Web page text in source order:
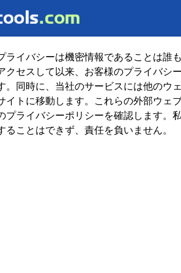
ライバシーは機密情報であることは誰
クセスして以来、お客様のプライバシ
。同時に、当社のサービスには他のウ
イトに移動します。これらの外部ウェ
プライバシーポリシーを確認します。
ることはできず、責任を負いません。